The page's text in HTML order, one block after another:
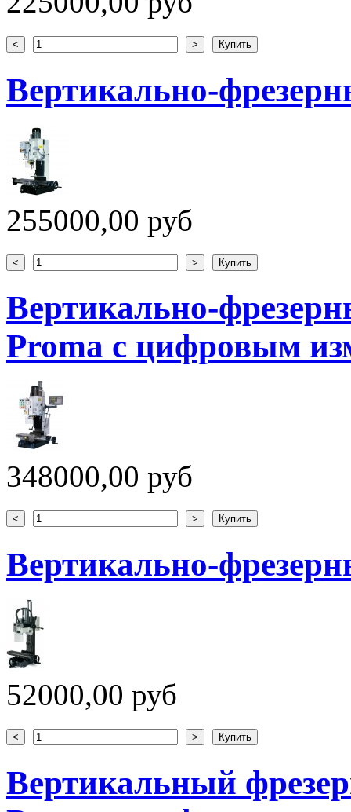
Вертикально-
255000,00 руб
Вертикально-
Proma с цифровым
348000,00 руб
Вертикально-
52000,00 руб
Вертикальный